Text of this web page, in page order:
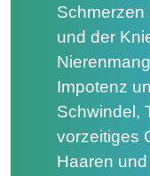
Schmerzen
und der
Impotenz
Schwindel,
vorzeitiges
Haaren